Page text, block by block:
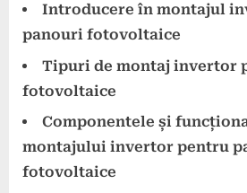
Introducere în montajul
panouri fotovoltaice
Tipuri de montaj invertor
fotovoltaice
Componentele și
montajului invertor pentru
fotovoltaice